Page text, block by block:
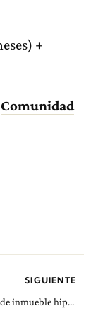
+
Comunidad
SIGUIENTE
Aportación de inmueble hipotecado a constitución o ampliación de capital de sociedad